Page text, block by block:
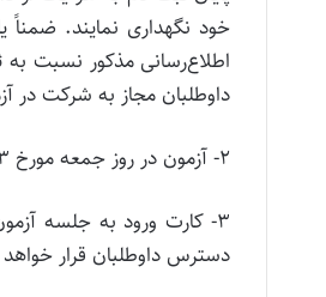
خود نگهداری نمایند. ضمناً
اطلاع‌رسانی مذکور نسبت به
داوطلبان مجاز به شرکت در
۲- آزمون در روز جمعه مورخ ۱۴۰۰/۱۲/۱۳ و به صورت تستی برای تمامی داوطلبان اعم از دانشگاهی و حوزوی برگزار می شود.
دسترس داوطلبان قرار